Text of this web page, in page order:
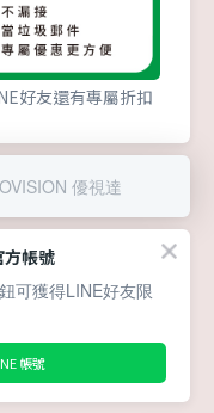
師追
長配
必
好友還有專屬折扣
優視達
方帳號
可獲得LINE好友限
帳號